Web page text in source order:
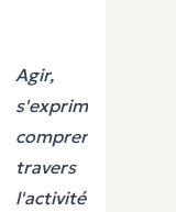
Agir,
s'exprimer,
comprendre à
travers
l'activité